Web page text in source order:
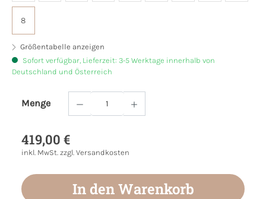
8
Größentabelle anzeigen
Sofort verfügbar, Lieferzeit: 3-5 Werktage innerhalb von
Deutschland und Österreich
Menge
Produkt Anzahl: Gib den gewünschten
419,00 €
inkl. MwSt. zzgl. Versandkosten
In den Warenkorb